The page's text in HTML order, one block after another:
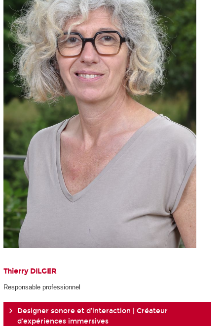
Thierry DILGER
Responsable professionnel
Designer sonore et d’interaction | Créateur
d’expériences immersives